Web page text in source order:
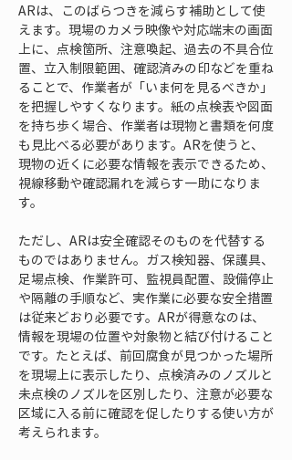
ARは、このばらつきを減らす補助として使
えます。現場のカメラ映像や対応端末の画面
上に、点検箇所、注意喚起、過去の不具合位
置、立入制限範囲、確認済みの印などを重ね
ることで、作業者が「いま何を見るべきか」
を把握しやすくなります。紙の点検表や図面
を持ち歩く場合、作業者は現物と書類を何度
も見比べる必要があります。ARを使うと、
現物の近くに必要な情報を表示できるため、
視線移動や確認漏れを減らす一助になりま
す。
ただし、ARは安全確認そのものを代替する
ものではありません。ガス検知器、保護具、
足場点検、作業許可、監視員配置、設備停止
や隔離の手順など、実作業に必要な安全措置
は従来どおり必要です。ARが得意なのは、
情報を現場の位置や対象物と結び付けること
です。たとえば、前回腐食が見つかった場所
を現場上に表示したり、点検済みのノズルと
未点検のノズルを区別したり、注意が必要な
区域に入る前に確認を促したりする使い方が
考えられます。